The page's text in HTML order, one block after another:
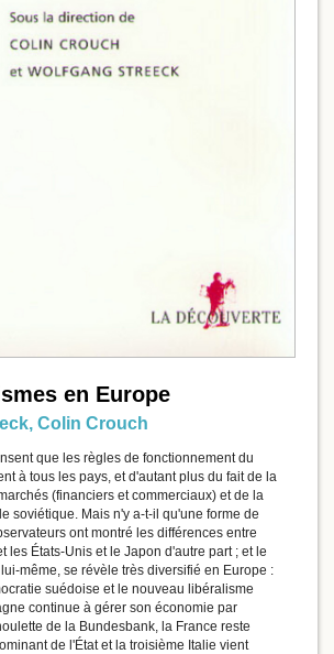
en Europe
, Colin Crouch
que les règles de fonctionnement du
à tous les pays, et d'autant plus du fait de la
(financiers et commerciaux) et de la
soviétique. Mais n'y a-t-il qu'une forme de
ont montré les différences entre
les États-Unis et le Japon d'autre part ; et le
même, se révèle très diversifié en Europe :
suédoise et le nouveau libéralisme
continue à gérer son économie par
de la Bundesbank, la France reste
de l'État et la troisième Italie vient